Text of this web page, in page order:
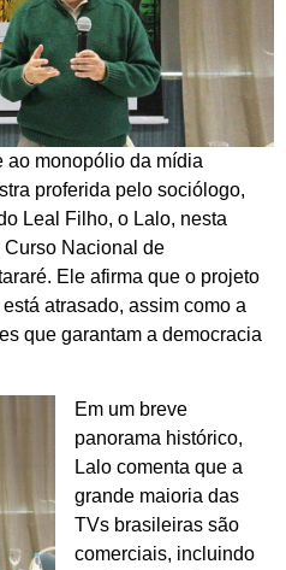
ao monopólio da mídia
proferida pelo sociólogo,
Leal Filho, o Lalo, nesta
Curso Nacional de
Ele afirma que o projeto
atrasado, assim como a
que garantam a democracia
Em um breve
panorama histórico,
Lalo comenta que a
grande maioria das
TVs brasileiras são
comerciais, incluindo